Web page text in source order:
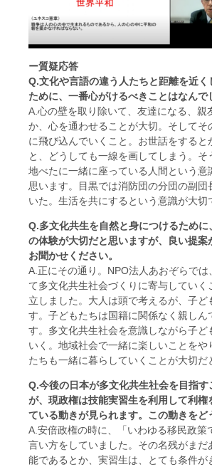
ー質疑応答
Q.文化や言語の違う人たちと距離を近く
ために、一番心がけるべきことはなんで
A.心の壁を取り除いて、友達になる、親
か、心を通わせることが大切。そしてそ
に飛び込んでいくこと。お世話をすると
と、どうしても一線を画してしまう。そ
地べたに一緒に座っている人間という意
思います。目黒では消防団の分団の副団
いた。生活を共にするという意識が大切
Q.多文化共生を自然と身につけるために
の体験が大切だと思いますが、良い提案
お聞かせください。
A.正にその通り。NPO法人あおぞらでは
て多文化共生社会づくりに寄与していく
立しました。大人は頭で考えるが、子ど
す。子どもたちは国籍に関係なく親しん
す。多文化共生社会を意識しながら子ど
いく。地域社会で一緒に楽しいことをや
たちも一緒に暮らしていくことが大切だ
Q.今後の日本が多文化共生社会を目指す
が、現政権は技能実習生を利用して利権
ている動きが見られます。この動きをど
A.安倍政権の時に、「いわゆる移民政策
言い方をしていました。その名残がまだ
能であるとか、実習生は、とても条件が